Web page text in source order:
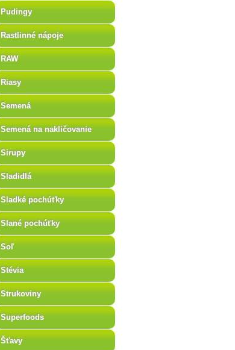
Pudingy
Rastlinné nápoje
RAW
Riasy
Semená
Semená na nakličovanie
Sirupy
Sladidlá
Sladké pochúťky
Slané pochúťky
Soľ
Stévia
Strukoviny
Superfoods
Šťavy